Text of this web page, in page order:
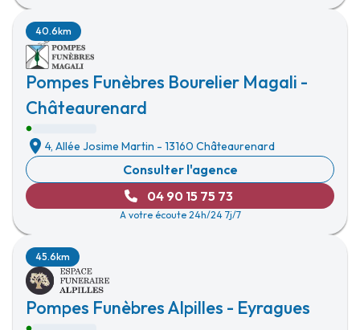
Pompes Funèbres Bourelier Magali -
Châteaurenard
40.6km
4, Allée Josime Martin - 13160 Châteaurenard
Consulter l'agence
04 90 15 75 73
A votre écoute 24h/24 7j/7
Pompes Funèbres Alpilles - Eyragues
45.6km